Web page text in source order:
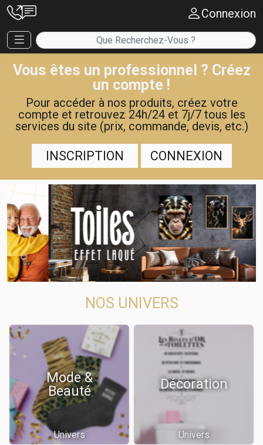
Connexion
Vous êtes un professionnel ? Créez
un compte !
Pour accéder à nos produits, créez votre
compte et retrouvez 24h/24 et 7j/7 tous les
services du site (prix, commande, devis, etc.)
INSCRIPTION CONNEXION
NOS UNIVERS
Mode &
Beauté
Univers
Décoration
Univers